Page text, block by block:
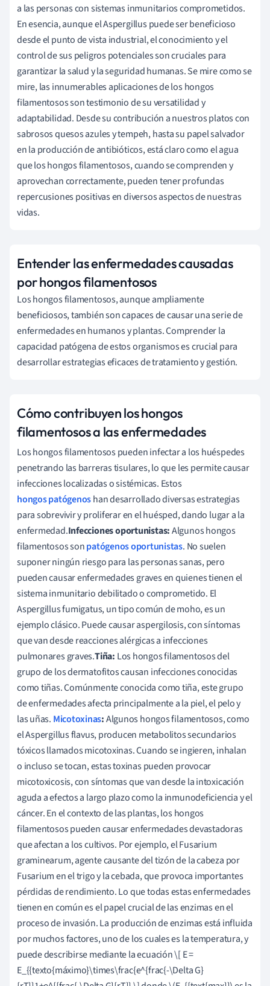
a las personas con sistemas inmunitarios comprometidos.
En esencia, aunque el Aspergillus puede ser beneficioso
desde el punto de vista industrial, el conocimiento y el
control de sus peligros potenciales son cruciales para
garantizar la salud y la seguridad humanas. Se mire como se
mire, las innumerables aplicaciones de los hongos
filamentosos son testimonio de su versatilidad y
adaptabilidad. Desde su contribución a nuestros platos con
sabrosos quesos azules y tempeh, hasta su papel salvador
en la producción de antibióticos, está claro como el agua
que los hongos filamentosos, cuando se comprenden y
aprovechan correctamente, pueden tener profundas
repercusiones positivas en diversos aspectos de nuestras
vidas.
Entender las enfermedades causadas
por hongos filamentosos
Los hongos filamentosos, aunque ampliamente
beneficiosos, también son capaces de causar una serie de
enfermedades en humanos y plantas. Comprender la
capacidad patógena de estos organismos es crucial para
desarrollar estrategias eficaces de tratamiento y gestión.
Cómo contribuyen los hongos
filamentosos a las enfermedades
Los hongos filamentosos pueden infectar a los huéspedes
penetrando las barreras tisulares, lo que les permite causar
infecciones localizadas o sistémicas. Estos
hongos patógenoshan desarrollado diversas estrategias
para sobrevivir y proliferar en el huésped, dando lugar a la
enfermedad.Infecciones oportunistas:Algunos hongos
filamentosos sonpatógenos oportunistas. No suelen
suponer ningún riesgo para las personas sanas, pero
pueden causar enfermedades graves en quienes tienen el
sistema inmunitario debilitado o comprometido. El
Aspergillus fumigatus, un tipo común de moho, es un
ejemplo clásico. Puede causar aspergilosis, con síntomas
que van desde reacciones alérgicas a infecciones
pulmonares graves.Tiña: Los hongos filamentosos del
grupo de los dermatofitos causan infecciones conocidas
como tiñas. Comúnmente conocida como tiña, este grupo
de enfermedades afecta principalmente a la piel, el pelo y
las uñas. Micotoxinas:Algunos hongos filamentosos, como
el Aspergillus flavus, producen metabolitos secundarios
tóxicos llamados micotoxinas. Cuando se ingieren, inhalan
o incluso se tocan, estas toxinas pueden provocar
micotoxicosis, con síntomas que van desde la intoxicación
aguda a efectos a largo plazo como la inmunodeficiencia y el
cáncer. En el contexto de las plantas, los hongos
filamentosos pueden causar enfermedades devastadoras
que afectan a los cultivos. Por ejemplo, el Fusarium
graminearum, agente causante del tizón de la cabeza por
Fusarium en el trigo y la cebada, que provoca importantes
pérdidas de rendimiento. Lo que todas estas enfermedades
tienen en común es el papel crucial de las enzimas en el
proceso de invasión. La producción de enzimas está influida
por muchos factores, uno de los cuales es la temperatura, y
puede describirse mediante la ecuación \[ E =
E_{{texto{máximo}\times\frac{e^{frac{-\Delta G}